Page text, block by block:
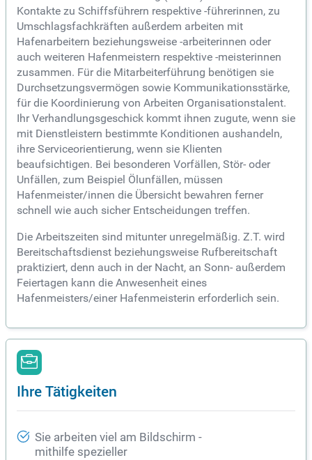
Kontakte zu Schiffsführern respektive -führerinnen, zu
Umschlagsfachkräften außerdem arbeiten mit
Hafenarbeitern beziehungsweise -arbeiterinnen oder
auch weiteren Hafenmeistern respektive -meisterinnen
zusammen. Für die Mitarbeiterführung benötigen sie
Durchsetzungsvermögen sowie Kommunikationsstärke,
für die Koordinierung von Arbeiten Organisationstalent.
Ihr Verhandlungsgeschick kommt ihnen zugute, wenn sie
mit Dienstleistern bestimmte Konditionen aushandeln,
ihre Serviceorientierung, wenn sie Klienten
beaufsichtigen. Bei besonderen Vorfällen, Stör- oder
Unfällen, zum Beispiel Ölunfällen, müssen
Hafenmeister/innen die Übersicht bewahren ferner
schnell wie auch sicher Entscheidungen treffen.
Die Arbeitszeiten sind mitunter unregelmäßig. Z.T. wird
Bereitschaftsdienst beziehungsweise Rufbereitschaft
praktiziert, denn auch in der Nacht, an Sonn- außerdem
Feiertagen kann die Anwesenheit eines
Hafenmeisters/einer Hafenmeisterin erforderlich sein.
Ihre Tätigkeiten
Sie arbeiten viel am Bildschirm -
mithilfe spezieller